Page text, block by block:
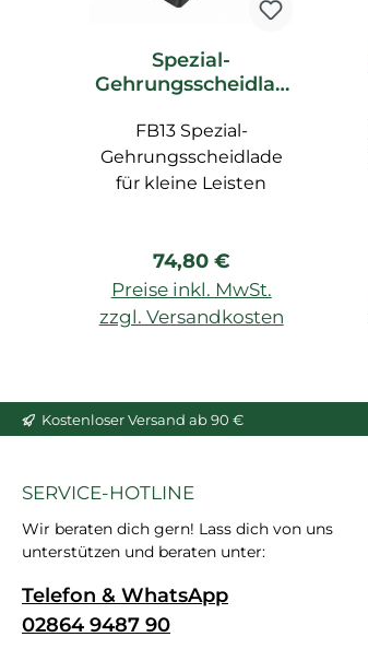
Spezial-
Gehrungsscheidlad
Zubehör
FB13 Spezial-
Gehrungsscheidlade
für kleine Leisten
Regulärer Preis:
74,80 €
Preise inkl. MwSt.
zzgl. Versandkosten
Kostenloser Versand ab 90 €
SERVICE-HOTLINE
Wir beraten dich gern! Lass dich von uns
unterstützen und beraten unter:
Telefon & WhatsApp
02864 9487 90